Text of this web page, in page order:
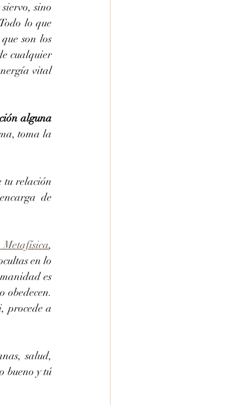
sino
lo que
son los
cualquier
vital
alguna
toma la
tu relación
de
Metafísica,
en lo
es
obedecen.
procede a
salud,
bueno y tú